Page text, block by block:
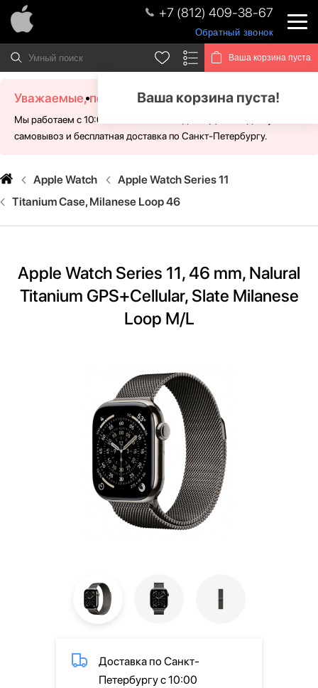
+7 (812) 409-38-67
Обратный звонок
Ваша корзина пуста
Ваша корзина пуста!
Уважаемые, посетители!
Мы работаем с 10:00 - 21:00 без выходных. Для Вас доступен
самовывоз и бесплатная доставка по Санкт-Петербургу.
Apple Watch
Apple Watch Series 11
Titanium Case, Milanese Loop 46
Apple Watch Series 11, 46 mm, Nalural
Titanium GPS+Cellular, Slate Milanese
Loop M/L
Доставка по Санкт-
Петербургу с 10:00